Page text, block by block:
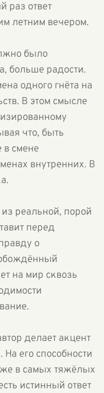
раз ответ
летним вечером.
было
больше радости.
одного гнёта на
В этом смысле
что, быть
в смене
внутренних. В
реальной, порой
перед
о
на мир сквозь
делает акцент
его способности
в самых тяжёлых
истинный ответ